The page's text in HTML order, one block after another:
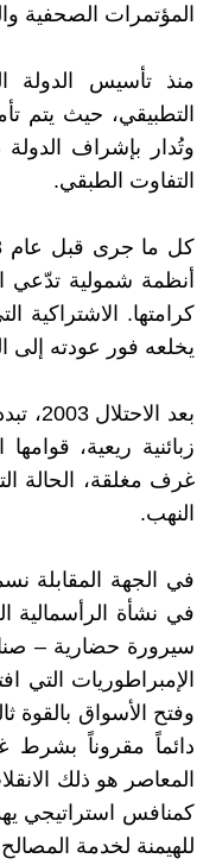
المؤتمرات الصحفية
منذ تأسيس الدولة
التطبيقي، حيث يتم
وتُدار بإشراف الدولة
التفاوت الطبقي.
أنظمة شمولية تدّعي
كرامتها. الاشتراكية
يخلعه فور عودته إلى
بعد
زبائنية ريعية،
غرف مغلقة، الحالة
النهب.
في الجهة المقابلة
في نشأة
سيرورة حضارية –
الإمبراطوريات التي
وفتح الأسواق بالقوة
دائماً مقروناً بشرط
المعاصر هو ذلك
كمنافس استراتيجي
للهيمنة لخدمة